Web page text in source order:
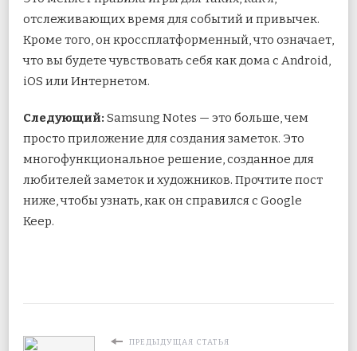
отслеживающих время для событий и привычек.
Кроме того, он кроссплатформенный, что означает,
что вы будете чувствовать себя как дома с Android,
iOS или Интернетом.
Следующий: Samsung Notes — это больше, чем
просто приложение для создания заметок. Это
многофункциональное решение, созданное для
любителей заметок и художников. Прочтите пост
ниже, чтобы узнать, как он справился с Google
Keep.
ПРЕДЫДУЩАЯ СТАТЬЯ